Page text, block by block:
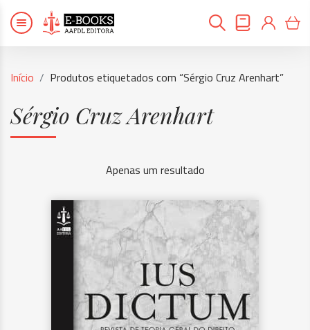
Início Produtos etiquetados com “Sérgio Cruz Arenhart”
Sérgio Cruz Arenhart
Apenas um resultado